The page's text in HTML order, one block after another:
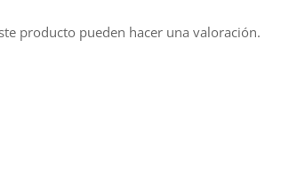
producto pueden hacer una valoración.